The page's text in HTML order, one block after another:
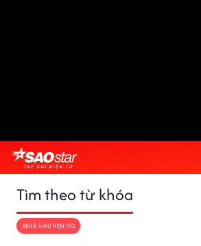
Tìm theo từ khóa
#KHẢ NHƯ HẸN HÒ